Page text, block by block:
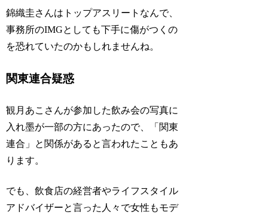
錦織圭さんはトップアスリートなんで、
事務所のIMGとしても下手に傷がつくの
を恐れていたのかもしれませんね。
関東連合疑惑
観月あこさんが参加した飲み会の写真に
入れ墨が一部の方にあったので、「関東
連合」と関係があると言われたこともあ
ります。
でも、飲食店の経営者やライフスタイル
アドバイザーと言った人々で女性もモデ